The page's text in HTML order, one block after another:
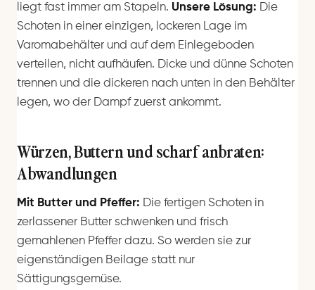
liegt fast immer am Stapeln. Unsere Lösung: Die
Schoten in einer einzigen, lockeren Lage im
Varomabehälter und auf dem Einlegeboden
verteilen, nicht aufhäufen. Dicke und dünne Schoten
trennen und die dickeren nach unten in den Behälter
legen, wo der Dampf zuerst ankommt.
Würzen, Buttern und scharf anbraten:
Abwandlungen
Mit Butter und Pfeffer: Die fertigen Schoten in
zerlassener Butter schwenken und frisch
gemahlenen Pfeffer dazu. So werden sie zur
eigenständigen Beilage statt nur
Sättigungsgemüse.